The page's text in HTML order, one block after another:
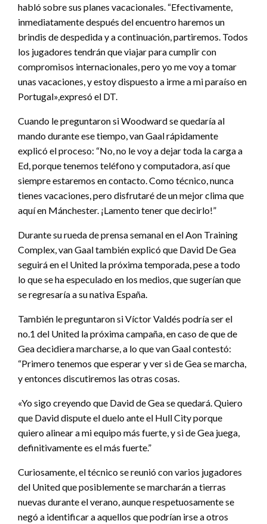
habló sobre sus planes vacacionales. “Efectivamente,
inmediatamente después del encuentro haremos un
brindis de despedida y a continuación, partiremos. Todos
los jugadores tendrán que viajar para cumplir con
compromisos internacionales, pero yo me voy a tomar
unas vacaciones, y estoy dispuesto a irme a mi paraíso en
Portugal»,expresó el DT.
Cuando le preguntaron si Woodward se quedaría al
mando durante ese tiempo, van Gaal rápidamente
explicó el proceso: “No, no le voy a dejar toda la carga a
Ed, porque tenemos teléfono y computadora, así que
siempre estaremos en contacto. Como técnico, nunca
tienes vacaciones, pero disfrutaré de un mejor clima que
aquí en Mánchester. ¡Lamento tener que decirlo!”
Durante su rueda de prensa semanal en el Aon Training
Complex, van Gaal también explicó que David De Gea
seguirá en el United la próxima temporada, pese a todo
lo que se ha especulado en los medios, que sugerían que
se regresaría a su nativa España.
También le preguntaron si Víctor Valdés podría ser el
no.1 del United la próxima campaña, en caso de que de
Gea decidiera marcharse, a lo que van Gaal contestó:
“Primero tenemos que esperar y ver si de Gea se marcha,
y entonces discutiremos las otras cosas.
«Yo sigo creyendo que David de Gea se quedará. Quiero
que David dispute el duelo ante el Hull City porque
quiero alinear a mi equipo más fuerte, y si de Gea juega,
definitivamente es el más fuerte.”
Curiosamente, el técnico se reunió con varios jugadores
del United que posiblemente se marcharán a tierras
nuevas durante el verano, aunque respetuosamente se
negó a identificar a aquellos que podrían irse a otros